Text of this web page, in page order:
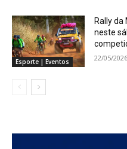
Esporte | Eventos
Rally
neste
22/05/2026